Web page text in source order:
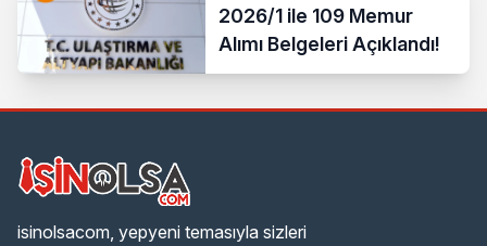
2026/1 ile 109 Memur
Alımı Belgeleri Açıklandı!
isinolsacom, yepyeni temasıyla sizleri